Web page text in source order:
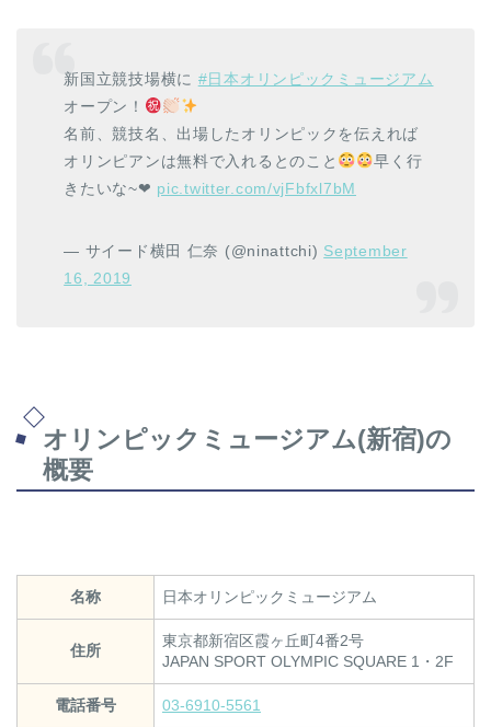
新国立競技場横に #日本オリンピックミュージアム
オープン！
名前、競技名、出場したオリンピックを伝えれば
オリンピアンは無料で入れるとのこと
早く行
きたいな~❤︎ pic.twitter.com/vjFbfxl7bM
— サイード横田 仁奈 (@ninattchi) September
16, 2019
オリンピックミュージアム(新宿)の
概要
名称 日本オリンピックミュージアム
住所
東京都新宿区霞ヶ丘町4番2号
JAPAN SPORT OLYMPIC SQUARE 1・2F
電話番号 03-6910-5561